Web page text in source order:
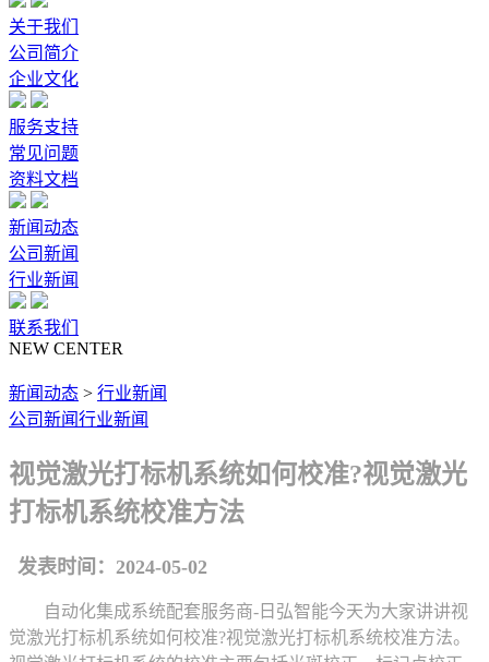
关于我们
公司简介
企业文化
服务支持
常见问题
资料文档
新闻动态
公司新闻
行业新闻
联系我们
NEW CENTER
新闻动态 > 行业新闻
公司新闻行业新闻
视觉激光打标机系统如何校准?视觉激光
打标机系统校准方法
发表时间：2024-05-02
自动化集成系统配套服务商-日弘智能今天为大家讲讲视
觉激光打标机系统如何校准?视觉激光打标机系统校准方法。